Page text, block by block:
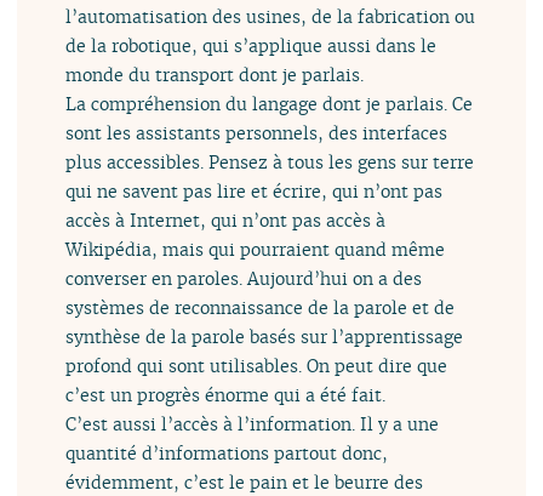
l’automatisation des usines, de la fabrication ou
de la robotique, qui s’applique aussi dans le
monde du transport dont je parlais.
La compréhension du langage dont je parlais. Ce
sont les assistants personnels, des interfaces
plus accessibles. Pensez à tous les gens sur terre
qui ne savent pas lire et écrire, qui n’ont pas
accès à Internet, qui n’ont pas accès à
Wikipédia, mais qui pourraient quand même
converser en paroles. Aujourd’hui on a des
systèmes de reconnaissance de la parole et de
synthèse de la parole basés sur l’apprentissage
profond qui sont utilisables. On peut dire que
c’est un progrès énorme qui a été fait.
C’est aussi l’accès à l’information. Il y a une
quantité d’informations partout donc,
évidemment, c’est le pain et le beurre des